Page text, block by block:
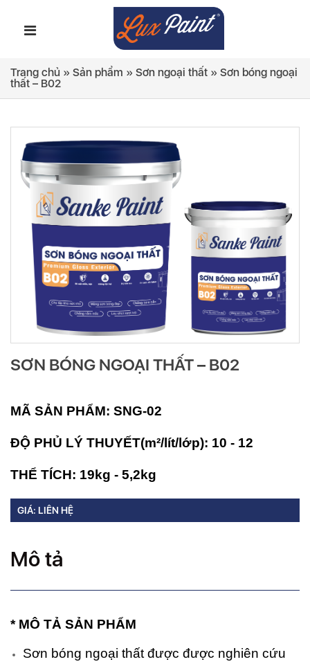
Trang chủ » Sản phẩm » Sơn ngoại thất » Sơn bóng ngoại
thất – B02
SƠN BÓNG NGOẠI THẤT – B02
MÃ SẢN PHẨM: SNG-02
ĐỘ PHỦ LÝ THUYẾT(m²/lít/lớp): 10 - 12
THỂ TÍCH: 19kg - 5,2kg
GIÁ: LIÊN HỆ
Mô tả
* MÔ TẢ SẢN PHẨM
Sơn bóng ngoại thất được được nghiên cứu